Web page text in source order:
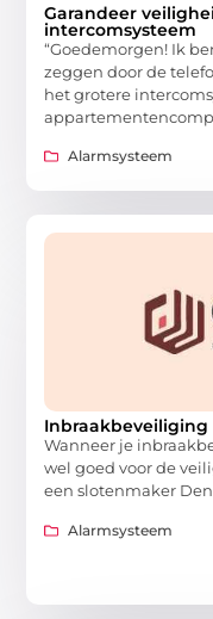
Garandeer
intercomsysteem
“Goedemorgen! Ik
zeggen door de
het grotere
Alarmsysteem
Wanneer je
wel goed voor de
een slotenmaker
Alarmsysteem